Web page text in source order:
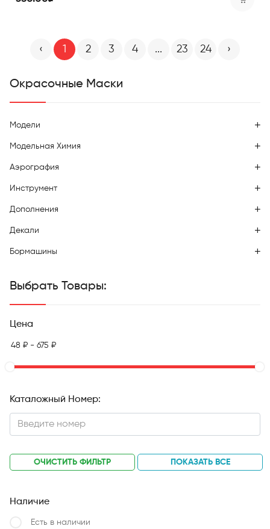
‹ 2 3 4 ... 23 24 ›
Окрасочные Маски
Модели
Модельная Химия
Аэрография
Инструмент
Дополнения
Декали
Бормашины
Выбрать Товары:
Цена
Каталожный Номер:
ОЧИСТИТЬ ФИЛЬТР ПОКАЗАТЬ ВСЕ
Наличие
Есть в наличии